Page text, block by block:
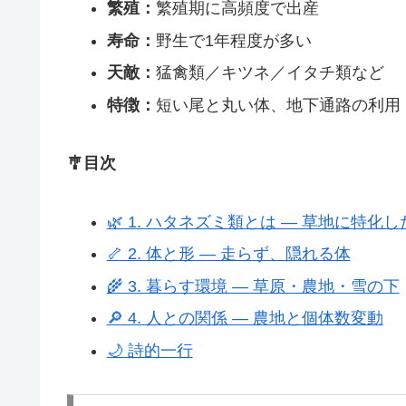
繁殖： 繁殖期に高頻度で出産
寿命： 野生で1年程度が多い
天敵： 猛禽類／キツネ／イタチ類など
特徴： 短い尾と丸い体、地下通路の利用
🎐目次
🌿 1. ハタネズミ類とは ― 草地に特化し
🦴 2. 体と形 ― 走らず、隠れる体
🌾 3. 暮らす環境 ― 草原・農地・雪の下
🔎 4. 人との関係 ― 農地と個体数変動
🌙 詩的一行